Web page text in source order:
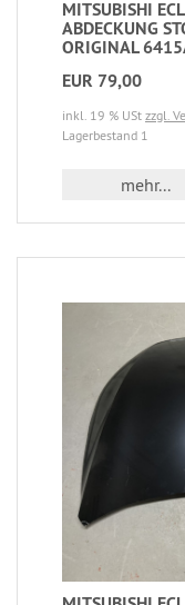
MITSUBISHI
ABDECKUNG
ORIGINAL
EUR 79,00
inkl. 19 % USt zzgl.
Lagerbestand 1
mehr...